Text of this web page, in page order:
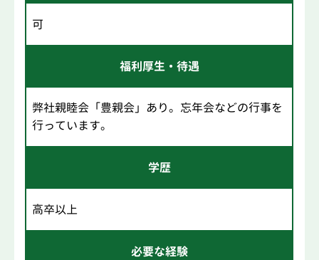
可
福利厚生・待遇
弊社親睦会「豊親会」あり。忘年会などの行事を
行っています。
学歴
高卒以上
必要な経験